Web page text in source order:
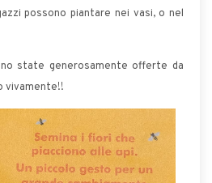
possono piantare nei vasi, o nel
state generosamente offerte da
vivamente!!